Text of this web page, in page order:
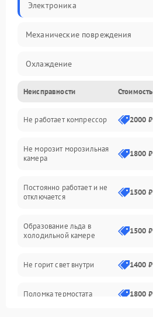
Электроника
Механические повреждения
Охлаждение
Механика
Электропитание
Дренаж
Неисправности Стоимость
Не работает компрессор 2000 ₽
Не морозит морозильная
камера
1800 ₽
Постоянно работает и не
отключается
1500 ₽
Образование льда в
холодильной камере
1500 ₽
Не горит свет внутри 1400 ₽
Поломка термостата 1800 ₽